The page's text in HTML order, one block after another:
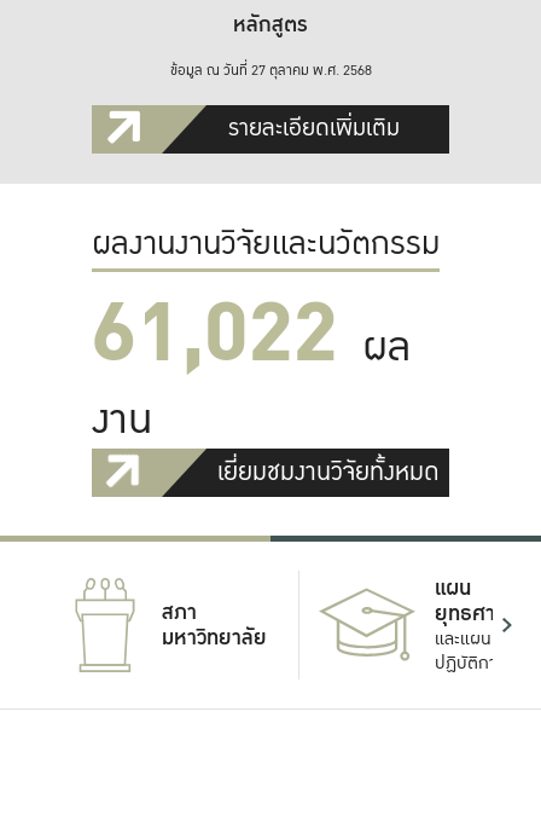
หลักสูตร
ข้อมูล ณ วันที่ 27 ตุลาคม พ.ศ. 2568
รายละเอียดเพิ่มเติม
ผลงานงานวิจัยและนวัตกรรม
61,022 ผล
งาน
เยี่ยมชมงานวิจัยทั้งหมด
สภา
มหาวิทยาลัย
แผน
ยุทธศาสตร์
และแผน
ปฏิบัติการ